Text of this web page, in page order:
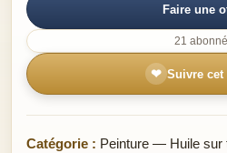
Faire une
21
❤ Suivre cet
Catégorie : Peinture — Huile sur